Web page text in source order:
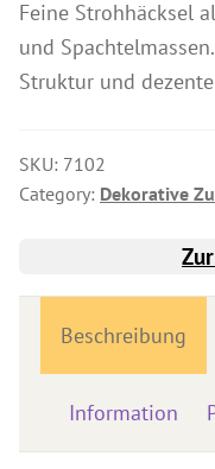
Produkte für
Lösungsmittel
Reinigung & Pflege
Dekorative
Händlersuche
Farbkarten
Feine Strohhäcksel
und
Struktur und
SKU: 7102
Category: Dekorative
Beschreibung
Information